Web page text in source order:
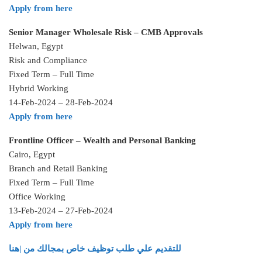
Apply from here
Senior Manager Wholesale Risk – CMB Approvals
Helwan, Egypt
Risk and Compliance
Fixed Term – Full Time
Hybrid Working
14-Feb-2024 – 28-Feb-2024
Apply from here
Frontline Officer – Wealth and Personal Banking
Cairo, Egypt
Branch and Retail Banking
Fixed Term – Full Time
Office Working
13-Feb-2024 – 27-Feb-2024
Apply from here
للتقديم علي طلب توظيف خاص بمجالك من |هنا